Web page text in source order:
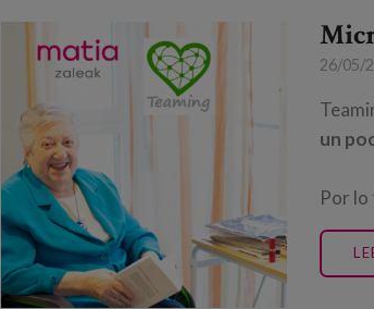
26/05/
un
Por lo